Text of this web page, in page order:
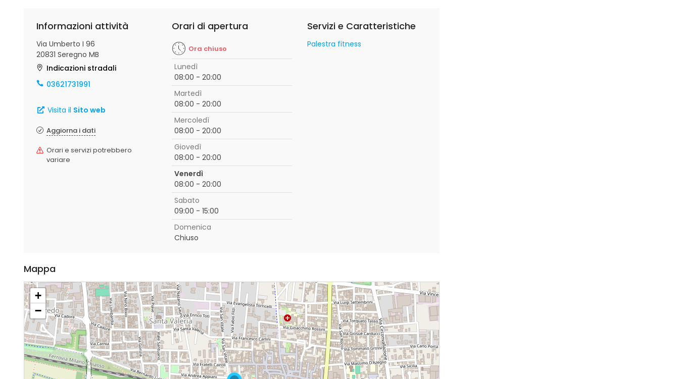
Informazioni attività
Via Umberto I 96
20831 Seregno MB
Indicazioni stradali
03621731991
Visita il Sito web
Aggiorna i dati
Orari e servizi potrebbero
variare
Orari di apertura
Ora chiuso
Lunedì
08:00 - 20:00
Martedì
08:00 - 20:00
Mercoledì
08:00 - 20:00
Giovedì
08:00 - 20:00
Venerdì
08:00 - 20:00
Sabato
09:00 - 15:00
Domenica
Chiuso
Servizi e Caratteristiche
Palestra fitness
Mappa
+
−